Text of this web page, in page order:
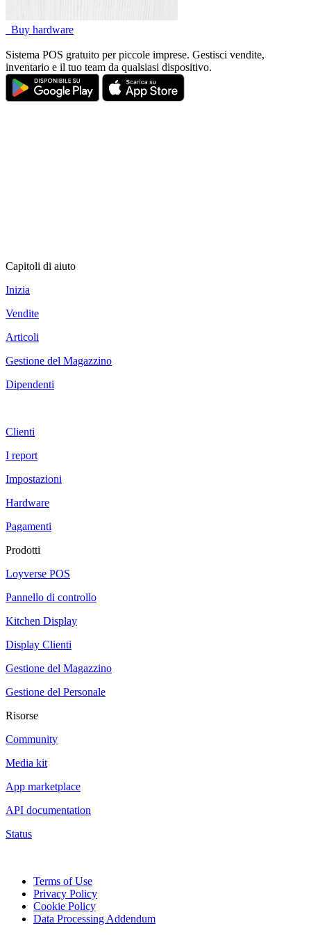
Buy hardware
Sistema POS gratuito per piccole imprese. Gestisci vendite,
inventario e il tuo team da qualsiasi dispositivo.
Capitoli di aiuto
Inizia
Vendite
Articoli
Gestione del Magazzino
Dipendenti
Clienti
I report
Impostazioni
Hardware
Pagamenti
Prodotti
Loyverse POS
Pannello di controllo
Kitchen Display
Display Clienti
Gestione del Magazzino
Gestione del Personale
Risorse
Community
Media kit
App marketplace
API documentation
Status
Terms of Use
Privacy Policy
Cookie Policy
Data Processing Addendum